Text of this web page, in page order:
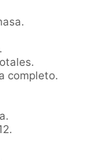
completo.